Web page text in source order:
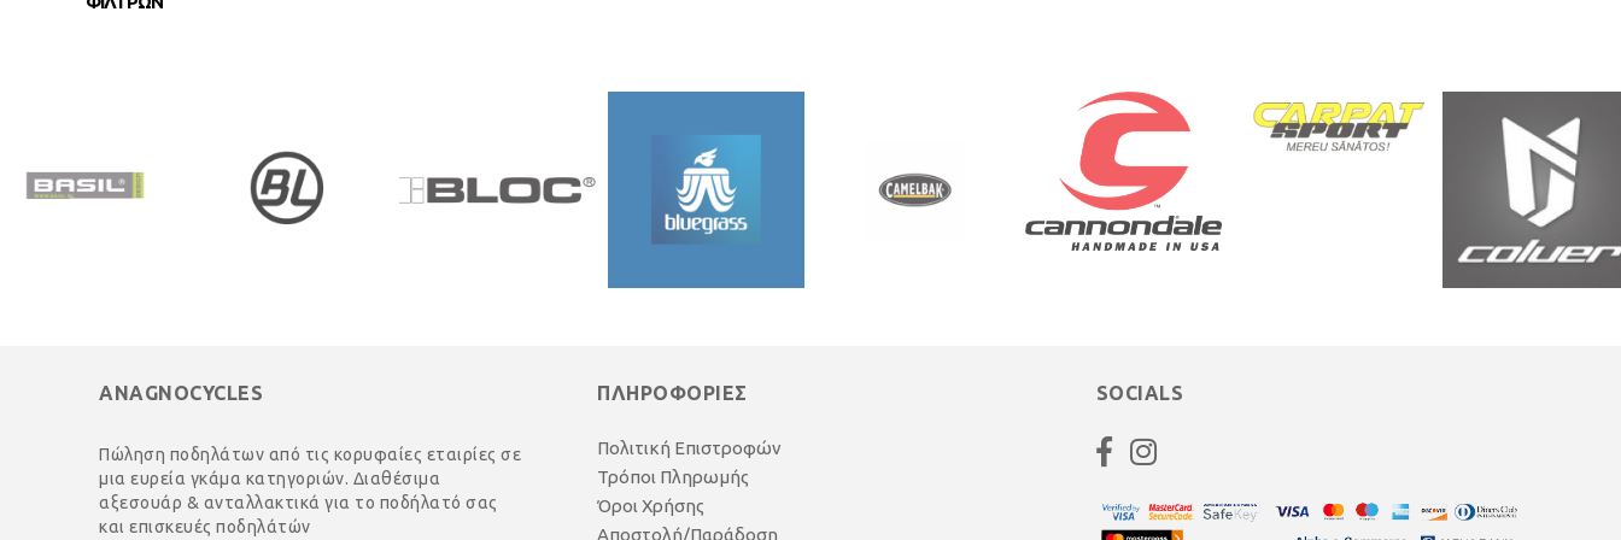
ANAGNOCYCLES
Πώληση ποδηλάτων από τις κορυφαίες εταιρίες σε
μια ευρεία γκάμα κατηγοριών. Διαθέσιμα
αξεσουάρ & ανταλλακτικά για το ποδήλατό σας
και επισκευές ποδηλάτών
ΠΛΗΡΟΦΟΡΙΕΣ
Πολιτική Επιστροφών
Τρόποι Πληρωμής
Όροι Χρήσης
Αποστολή/Παράδοση
SOCIALS